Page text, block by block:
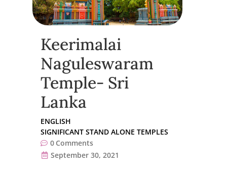
Keerimalai
Naguleswaram
Temple- Sri
Lanka
ENGLISH
SIGNIFICANT STAND ALONE TEMPLES
0 Comments
September 30, 2021